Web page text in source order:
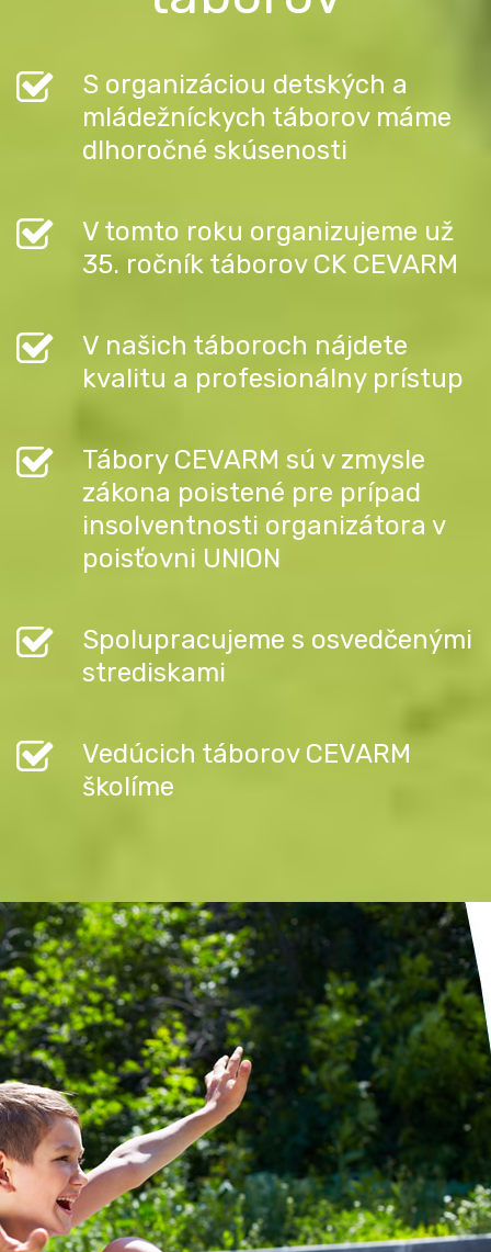
S organizáciou detských a
mládežníckych táborov máme
dlhoročné skúsenosti
V tomto roku organizujeme už
35. ročník táborov CK CEVARM
V našich táboroch nájdete
kvalitu a profesionálny prístup
Tábory CEVARM sú v zmysle
zákona poistené pre prípad
insolventnosti organizátora v
poisťovni UNION
Spolupracujeme s osvedčenými
strediskami
Vedúcich táborov CEVARM
školíme